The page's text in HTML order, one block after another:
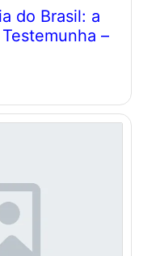
do Brasil: a
–